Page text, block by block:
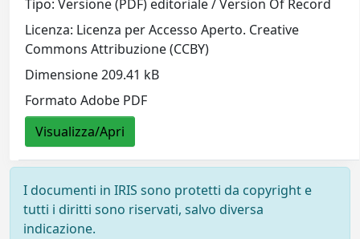
Tipo: Versione (PDF) editoriale / Version Of Record
Licenza: Licenza per Accesso Aperto. Creative
Commons Attribuzione (CCBY)
Dimensione 209.41 kB
Formato Adobe PDF
Visualizza/Apri
I documenti in IRIS sono protetti da copyright e
tutti i diritti sono riservati, salvo diversa
indicazione.